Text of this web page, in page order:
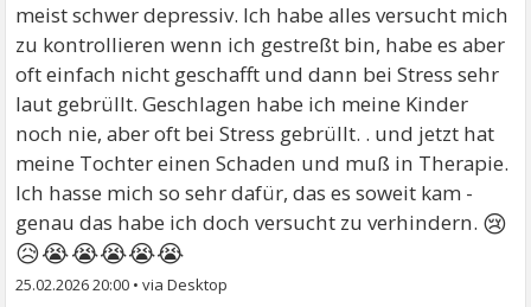
meist schwer depressiv. Ich habe alles versucht mich
zu kontrollieren wenn ich gestreßt bin, habe es aber
oft einfach nicht geschafft und dann bei Stress sehr
laut gebrüllt. Geschlagen habe ich meine Kinder
noch nie, aber oft bei Stress gebrüllt. . und jetzt hat
meine Tochter einen Schaden und muß in Therapie.
Ich hasse mich so sehr dafür, das es soweit kam -
genau das habe ich doch versucht zu verhindern. 😢
😥😭😭😭😭😭
25.02.2026 20:00 •